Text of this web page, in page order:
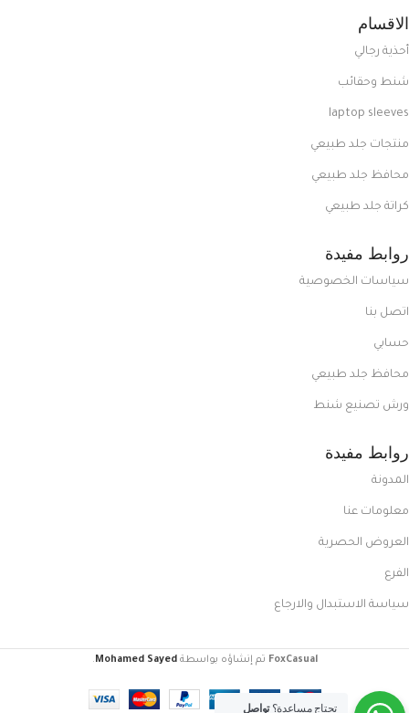
الاقسام
أحذية رجالي
شنط وحقائب
laptop sleeves
منتجات جلد طبيعي
محافظ جلد طبيعي
كراتة جلد طبيعي
روابط مفيدة
سياسات الخصوصية
اتصل بنا
حسابي
محافظ جلد طبيعي
ورش تصنيع شنط
روابط مفيدة
المدونة
معلومات عنا
العروض الحصرية
الفرع
سياسة الاستبدال والارجاع
FoxCasual تم إنشاؤه بواسطةMohamed Sayed
.
تحتاج مساعدة؟تواصل